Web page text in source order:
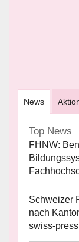
News
Top News
FHNW:
Schweizer
nach
swiss-